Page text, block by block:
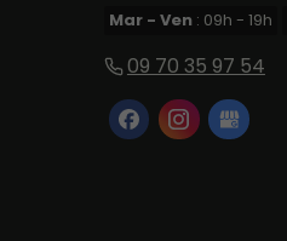
Mar - Ven : 09h - 19h
09 70 35 97 54